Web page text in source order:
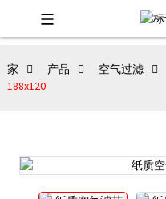
家 产品 空气过滤
188x120